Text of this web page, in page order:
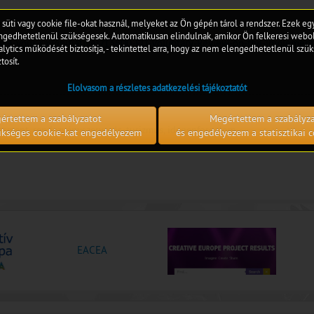
your-say/initiatives/13600-EU-Voluntary-Review-on-the-
rendezvényszervezés, turizmus, idegenforgalom
EACEA
vagy cookie file-okat használ, melyeket az Ön gépén tárol a rendszer. Ezek
szükségesek. Automatikusan elindulnak, amikor Ön felkeresi
működését biztosítja, - tekintettel arra, hogy az nem elengedhetetlenül
Elolvasom a részletes adatkezelési tájékoztatót
a szabályzatot
cookie-kat engedélyezem
Megértettem a
és engedélyezem a statisztikai